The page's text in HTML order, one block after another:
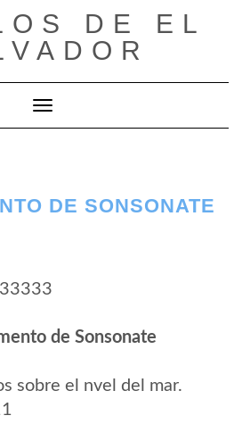
DE EL
Cambiar modo de navegación
DE SONSONATE
de Sonsonate
sobre el nvel del mar.